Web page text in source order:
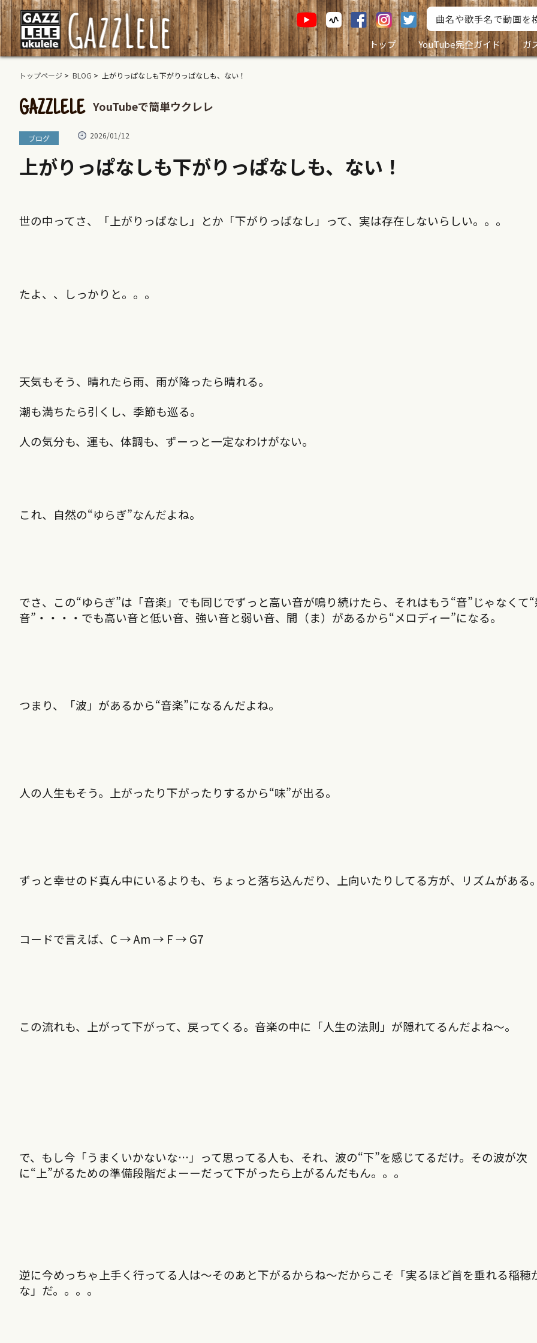
トップ YouTube完全ガイド ガ
トップページ > BLOG > 上がりっぱなしも下がりっぱなしも、ない！
GAZZLELE YouTubeで簡単ウクレレ
ブログ 2026/01/12
上がりっぱなしも下がりっぱなしも、ない！
世の中ってさ、「上がりっぱなし」とか「下がりっぱなし」って、実は存在しないらしい。。。
たよ、、しっかりと。。。
天気もそう、晴れたら雨、雨が降ったら晴れる。
潮も満ちたら引くし、季節も巡る。
人の気分も、運も、体調も、ずーっと一定なわけがない。
これ、自然の“ゆらぎ”なんだよね。
でさ、この“ゆらぎ”は「音楽」でも同じでずっと高い音が鳴り続けたら、それはもう“音”じゃなくて
音”・・・・でも高い音と低い音、強い音と弱い音、間（ま）があるから“メロディー”になる。
つまり、「波」があるから“音楽”になるんだよね。
人の人生もそう。上がったり下がったりするから“味”が出る。
ずっと幸せのド真ん中にいるよりも、ちょっと落ち込んだり、上向いたりしてる方が、リズムがある
コードで言えば、C → Am → F → G7
この流れも、上がって下がって、戻ってくる。音楽の中に「人生の法則」が隠れてるんだよね〜。
で、もし今「うまくいかないな…」って思ってる人も、それ、波の“下”を感じてるだけ。その波が次
に“上”がるための準備段階だよーーだって下がったら上がるんだもん。。。
逆に今めっちゃ上手く行ってる人は〜そのあと下がるからね〜だからこそ「実るほど首を垂れる稲穂
な」だ。。。。